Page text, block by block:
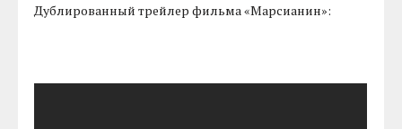
Дублированный трейлер фильма «Марсианин»: